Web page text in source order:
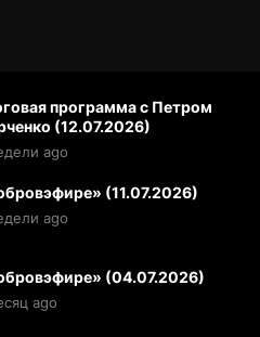
программа с Петром
(12.07.2026)
ago
(11.07.2026)
ago
(04.07.2026)
ago